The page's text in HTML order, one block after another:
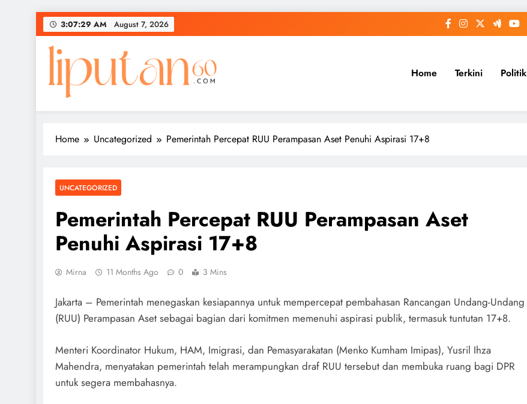
Skip
to
content
3:07:29 AM August 7, 2026
Home Terkini Politik
Home Uncategorized Pemerintah Percepat RUU Perampasan Aset Penuhi Aspirasi 17+8
UNCATEGORIZED
Pemerintah Percepat RUU Perampasan Aset
Penuhi Aspirasi 17+8
Mirna 11 Months Ago 0 3 Mins
Jakarta – Pemerintah menegaskan kesiapannya untuk mempercepat pembahasan Rancangan Undang-Undang
(RUU) Perampasan Aset sebagai bagian dari komitmen memenuhi aspirasi publik, termasuk tuntutan 17+8.
Menteri Koordinator Hukum, HAM, Imigrasi, dan Pemasyarakatan (Menko Kumham Imipas), Yusril Ihza
Mahendra, menyatakan pemerintah telah merampungkan draf RUU tersebut dan membuka ruang bagi DPR
untuk segera membahasnya.